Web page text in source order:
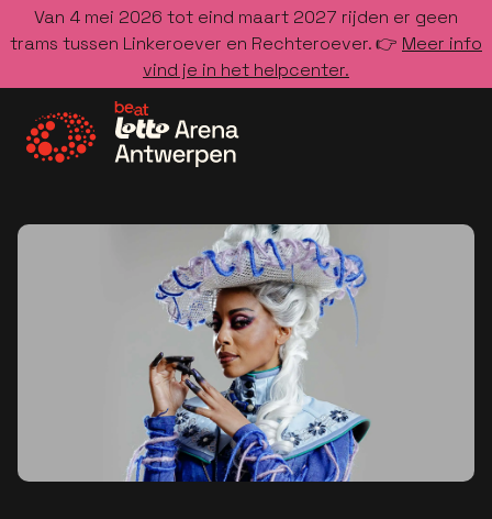
Van 4 mei 2026 tot eind maart 2027 rijden er geen
trams tussen Linkeroever en Rechteroever. 👉 Meer info
vind je in het helpcenter.